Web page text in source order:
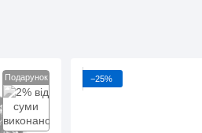
Подарунок −25%